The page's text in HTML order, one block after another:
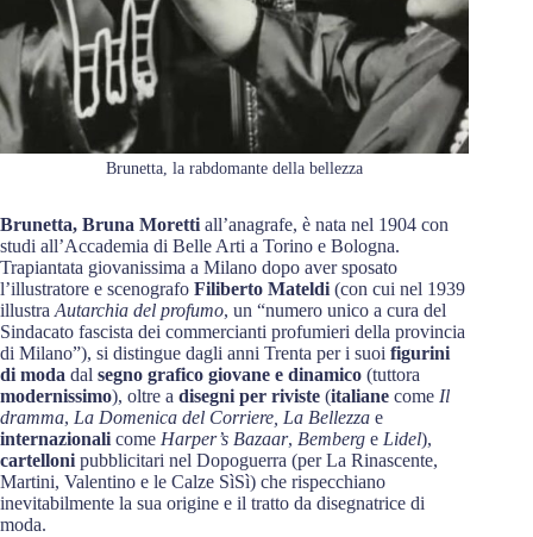
Brunetta, la rabdomante della bellezza
Brunetta, Bruna Moretti all’anagrafe, è nata nel 1904 con
studi all’Accademia di Belle Arti a Torino e Bologna.
Trapiantata giovanissima a Milano dopo aver sposato
l’illustratore e scenografo Filiberto Mateldi (con cui nel 1939
illustra Autarchia del profumo, un “numero unico a cura del
Sindacato fascista dei commercianti profumieri della provincia
di Milano”), si distingue dagli anni Trenta per i suoi figurini
di moda dal segno grafico giovane e dinamico (tuttora
modernissimo), oltre a disegni per riviste (italiane come Il
dramma, La Domenica del Corriere, La Bellezza e
internazionali come Harper’s Bazaar, Bemberg e Lidel),
cartelloni pubblicitari nel Dopoguerra (per La Rinascente,
Martini, Valentino e le Calze SìSì) che rispecchiano
inevitabilmente la sua origine e il tratto da disegnatrice di
moda.